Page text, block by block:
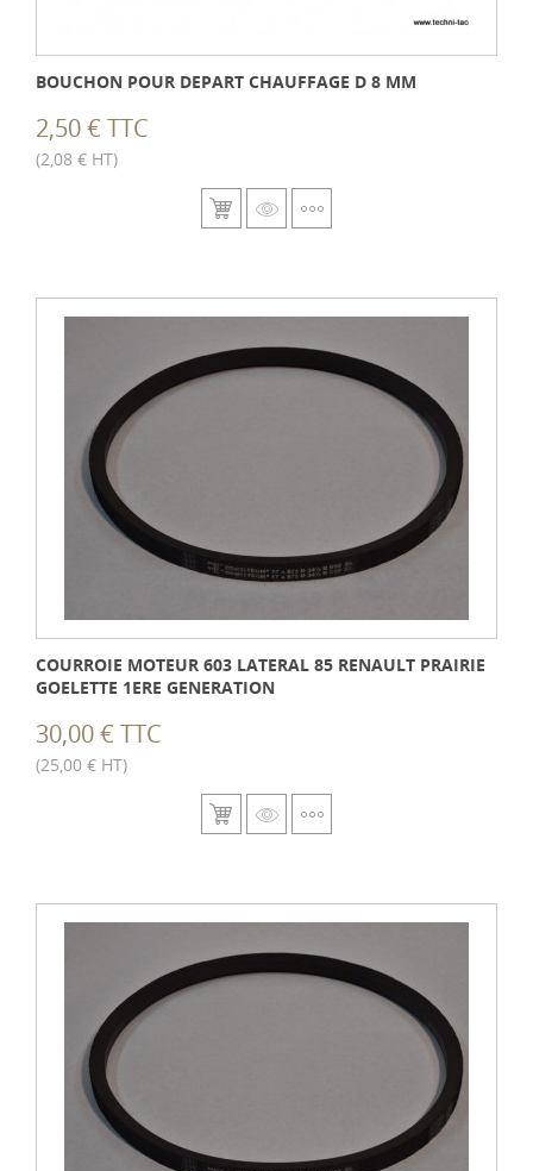
BOUCHON POUR DEPART CHAUFFAGE D 8 MM
2,50 € TTC
(2,08 € HT)
COURROIE MOTEUR 603 LATERAL 85 RENAULT PRAIRIE
GOELETTE 1ERE GENERATION
30,00 € TTC
(25,00 € HT)